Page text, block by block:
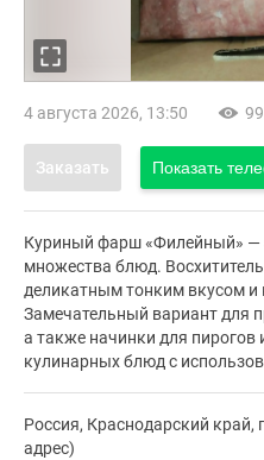
4 августа 2026, 13:50
Заказать Показать
Куриный фарш «Филейный» —
множества блюд.
деликатным тонким вкусом
Замечательный вариант для
а также начинки для пирогов
кулинарных блюд с
Россия, Краснодарский край,
адрес)